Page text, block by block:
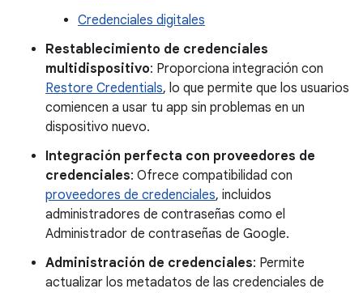
Credenciales digitales
Restablecimiento de credenciales
multidispositivo: Proporciona integración con
Restore Credentials, lo que permite que los usuarios
comiencen a usar tu app sin problemas en un
dispositivo nuevo.
Integración perfecta con proveedores de
credenciales: Ofrece compatibilidad con
proveedores de credenciales, incluidos
administradores de contraseñas como el
Administrador de contraseñas de Google.
Administración de credenciales: Permite
actualizar los metadatos de las credenciales de